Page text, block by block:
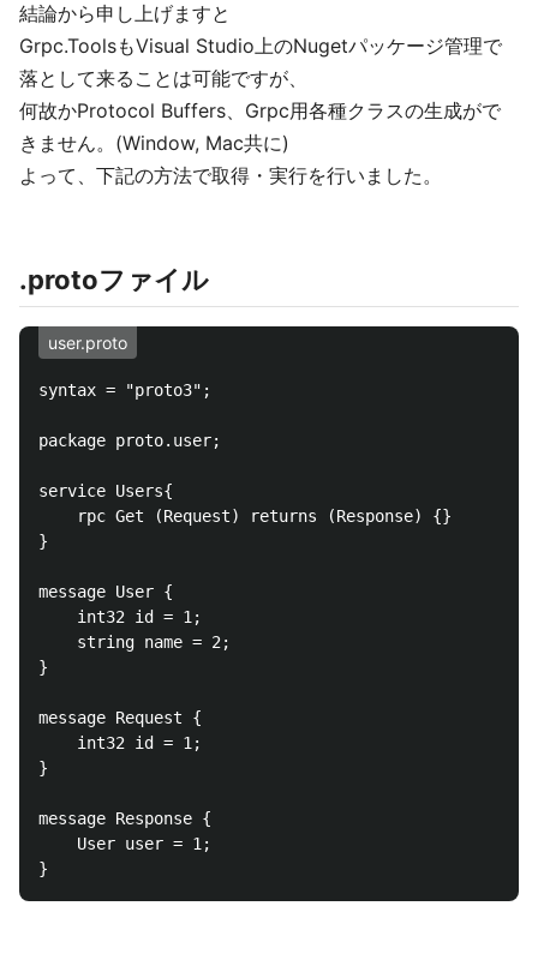
結論から申し上げますと
Grpc.ToolsもVisual Studio上のNugetパッケージ管理で
落として来ることは可能ですが、
何故かProtocol Buffers、Grpc用各種クラスの生成がで
きません。(Window, Mac共に)
よって、下記の方法で取得・実行を行いました。
.protoファイル
user.proto
syntax = "proto3";
package proto.user;
service Users{
    rpc Get (Request) returns (Response) {}
}
message User {
    int32 id = 1;
    string name = 2;
}
message Request {
    int32 id = 1;
}
message Response {
    User user = 1;